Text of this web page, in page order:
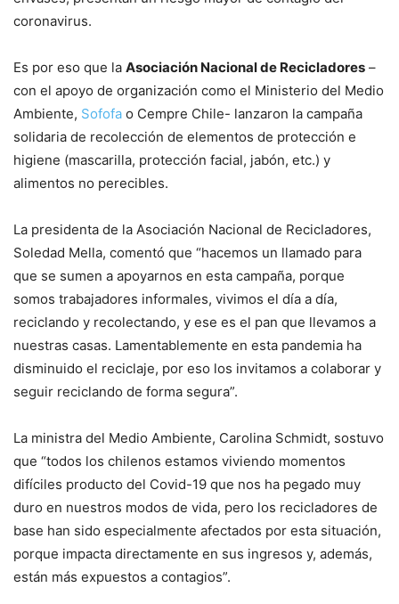
coronavirus.
Es por eso que la Asociación Nacional de Recicladores –
con el apoyo de organización como el Ministerio del Medio
Ambiente, Sofofa o Cempre Chile- lanzaron la campaña
solidaria de recolección de elementos de protección e
higiene (mascarilla, protección facial, jabón, etc.) y
alimentos no perecibles.
La presidenta de la Asociación Nacional de Recicladores,
Soledad Mella, comentó que “hacemos un llamado para
que se sumen a apoyarnos en esta campaña, porque
somos trabajadores informales, vivimos el día a día,
reciclando y recolectando, y ese es el pan que llevamos a
nuestras casas. Lamentablemente en esta pandemia ha
disminuido el reciclaje, por eso los invitamos a colaborar y
seguir reciclando de forma segura”.
La ministra del Medio Ambiente, Carolina Schmidt, sostuvo
que “todos los chilenos estamos viviendo momentos
difíciles producto del Covid-19 que nos ha pegado muy
duro en nuestros modos de vida, pero los recicladores de
base han sido especialmente afectados por esta situación,
porque impacta directamente en sus ingresos y, además,
están más expuestos a contagios”.